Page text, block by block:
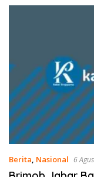
Berita, Nasional 6